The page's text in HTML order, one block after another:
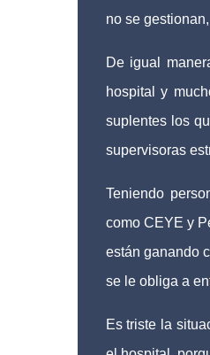
no se
De igual
hospital y
suplentes los
supervisoras
Teniendo
como CEYE y
están ganando
se le obliga a
Es triste la